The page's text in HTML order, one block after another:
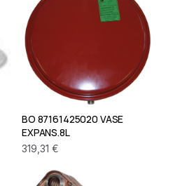
BO 87161425020 VASE
EXPANS.8L
319,31 €